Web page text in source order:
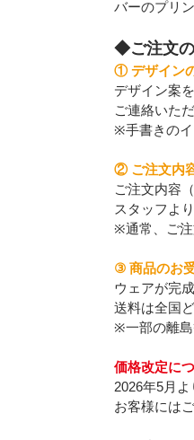
バーのプリ
◆ご注文
① デザイン
デザイン案
ご連絡いた
※手書きのイ
② ご注文内
ご注文内容
スタッフよ
※通常、ご注
③ 商品のお
ウェアが完
送料は全国
※一部の離島
価格改定に
2026年5月
お客様には